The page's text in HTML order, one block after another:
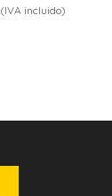
(IVA incluido)